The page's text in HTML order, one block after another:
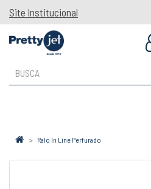
Site Institucional
Ralo In Line Perfurado